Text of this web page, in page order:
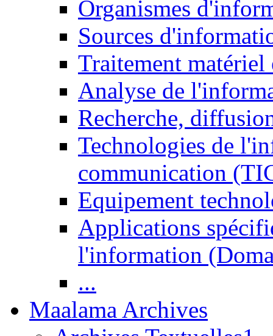
Organismes
Sources
Traitement matériel
Analyse de
Recherche,
Technologies de
communication
Equipement
Applications
l'information
...
Maalama Archives